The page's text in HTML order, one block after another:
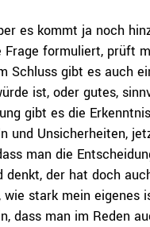
es kommt ja noch
formuliert, prüft
Schluss gibt es auch
ist, oder gutes,
gibt es die
und Unsicherheiten,
man die
der hat doch
stark mein eigenes
dass man im Reden